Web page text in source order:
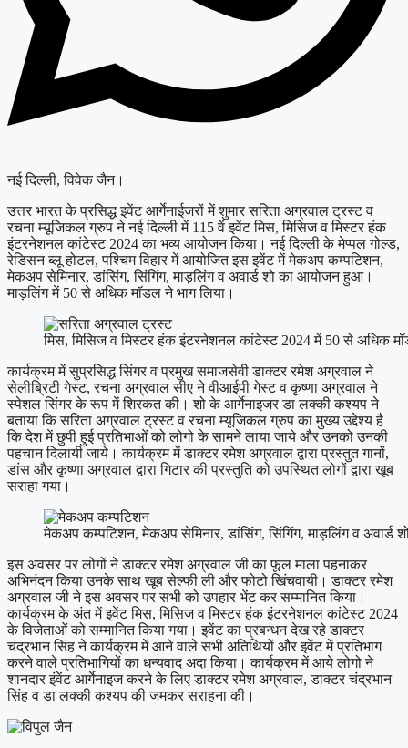
नई दिल्ली, विवेक जैन।
उत्तर भारत के प्रसिद्ध इवेंट आर्गेनाईजरों में शुमार सरिता अग्रवाल ट्रस्ट व
रचना म्यूजिकल ग्रुप ने नई दिल्ली में 115 वें इवेंट मिस, मिसिज व मिस्टर हंक
इंटरनेशनल कांटेस्ट 2024 का भव्य आयोजन किया। नई दिल्ली के मेप्पल गोल्ड,
रेडिसन ब्लू होटल, पश्चिम विहार में आयोजित इस इवेंट में मेकअप कम्पटिशन,
मेकअप सेमिनार, डांसिंग, सिंगिंग, माड़लिंग व अवार्ड शो का आयोजन हुआ।
माड़लिंग में 50 से अधिक मॉडल ने भाग लिया।
मिस, मिसिज व मिस्टर हंक इंटरनेशनल कांटेस्ट 2024 में 50 से अधिक
कार्यक्रम में सुप्रसिद्ध सिंगर व प्रमुख समाजसेवी डाक्टर रमेश अग्रवाल ने
सेलीब्रिटी गेस्ट, रचना अग्रवाल सीए ने वीआईपी गेस्ट व कृष्णा अग्रवाल ने
स्पेशल सिंगर के रूप में शिरकत की। शो के आर्गेनाइजर डा लक्की कश्यप ने
बताया कि सरिता अग्रवाल ट्रस्ट व रचना म्यूजिकल ग्रुप का मुख्य उद्देश्य है
कि देश में छुपी हुई प्रतिभाओं को लोगो के सामने लाया जाये और उनको उनकी
पहचान दिलायी जाये। कार्यक्रम में डाक्टर रमेश अग्रवाल द्वारा प्रस्तुत गानों,
डांस और कृष्णा अग्रवाल द्वारा गिटार की प्रस्तुति को उपस्थित लोगों द्वारा खूब
सराहा गया।
मेकअप कम्पटिशन, मेकअप सेमिनार, डांसिंग, सिंगिंग, माड़लिंग व अवार्ड
इस अवसर पर लोगों ने डाक्टर रमेश अग्रवाल जी का फूल माला पहनाकर
अभिनंदन किया उनके साथ खूब सेल्फी ली और फोटो खिंचवायी। डाक्टर रमेश
अग्रवाल जी ने इस अवसर पर सभी को उपहार भेंट कर सम्मानित किया।
कार्यक्रम के अंत में इवेंट मिस, मिसिज व मिस्टर हंक इंटरनेशनल कांटेस्ट 2024
के विजेताओं को सम्मानित किया गया। इवेंट का प्रबन्धन देख रहे डाक्टर
चंद्रभान सिंह ने कार्यक्रम में आने वाले सभी अतिथियों और इवेंट में प्रतिभाग
करने वाले प्रतिभागियों का धन्यवाद अदा किया। कार्यक्रम में आये लोगो ने
शानदार इंवेंट आर्गेनाइज करने के लिए डाक्टर रमेश अग्रवाल, डाक्टर चंद्रभान
सिंह व डा लक्की कश्यप की जमकर सराहना की।